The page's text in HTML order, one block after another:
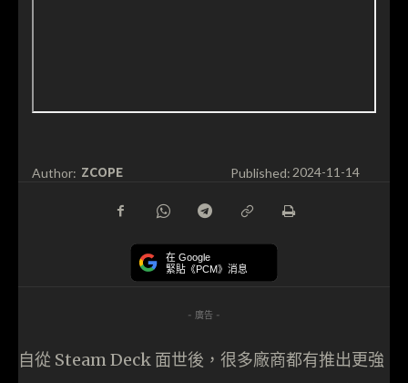
Author: ZCOPE Published:2024-11-14
在 Google
緊貼《PCM》消息
- 廣告 -
自從 Steam Deck 面世後，很多廠商都有推出更強